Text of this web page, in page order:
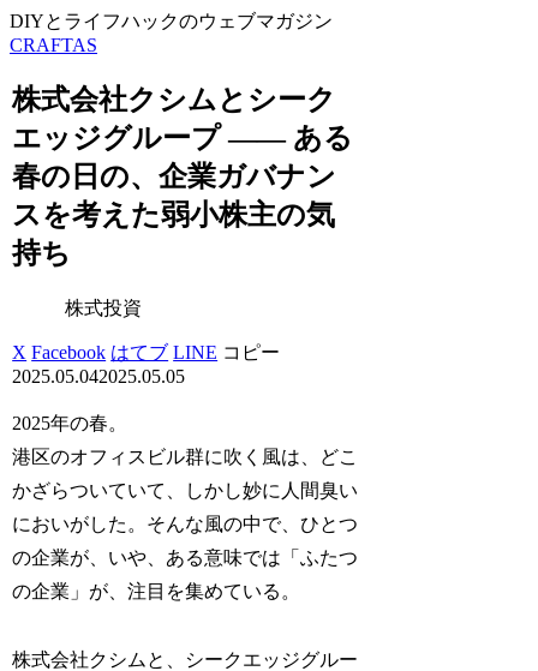
DIYとライフハックのウェブマガジン
CRAFTAS
株式会社クシムとシーク
エッジグループ —— ある
春の日の、企業ガバナン
スを考えた弱小株主の気
持ち
株式投資
X Facebook はてブ LINE コピー
2025.05.042025.05.05
2025年の春。
港区のオフィスビル群に吹く風は、どこ
かざらついていて、しかし妙に人間臭い
においがした。そんな風の中で、ひとつ
の企業が、いや、ある意味では「ふたつ
の企業」が、注目を集めている。
株式会社クシムと、シークエッジグルー